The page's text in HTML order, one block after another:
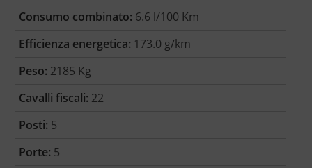
Consumo combinato: 6.6 l/100 Km
Efficienza energetica: 173.0 g/km
Peso: 2185 Kg
Cavalli fiscali: 22
Posti: 5
Porte: 5